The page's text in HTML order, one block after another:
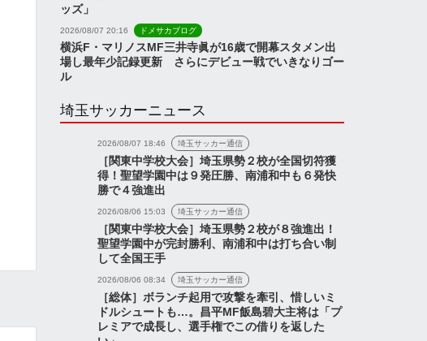
ッズ」
2026/08/07 20:16 ドメサカブログ
横浜F・マリノスMF三井寺眞が16歳で開幕スタメン出
場し最年少記録更新 さらにデビュー戦でいきなりゴー
ル
埼玉サッカーニュース
2026/08/07 18:46 埼玉サッカー通信
［関東中学校大会］埼玉県勢２校が全国切符獲
得！聖望学園中は９発圧勝、南浦和中も６発快
勝で４強進出
2026/08/06 15:03 埼玉サッカー通信
［関東中学校大会］埼玉県勢２校が８強進出！
聖望学園中が完封勝利、南浦和中は打ち合い制
して全国王手
2026/08/06 08:34 埼玉サッカー通信
［総体］ボランチ起用で攻撃を牽引、惜しいミ
ドルシュートも…。昌平MF飯島碧大主将は「プ
レミアで成長し、選手権でこの借りを返した